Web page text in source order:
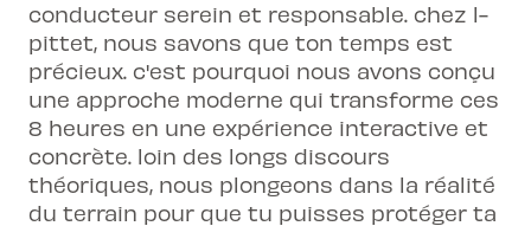
conducteur serein et responsable. chez l-
pittet, nous savons que ton temps est
précieux. c'est pourquoi nous avons conçu
une approche moderne qui transforme ces
8 heures en une expérience interactive et
concrète. loin des longs discours
théoriques, nous plongeons dans la réalité
du terrain pour que tu puisses protéger ta